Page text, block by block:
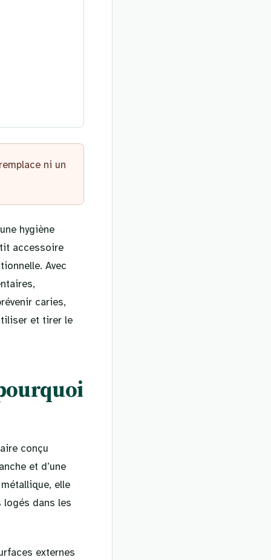
ni un
hygiène
accessoire
Avec
caries,
et tirer le
conçu
et d’une
elle
logés dans les
externes